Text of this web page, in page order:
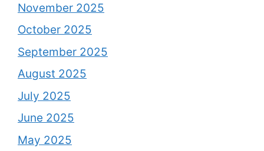
November 2025
October 2025
September 2025
August 2025
July 2025
June 2025
May 2025